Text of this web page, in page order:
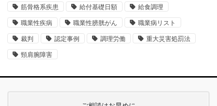
筋骨格系疾患 給付基礎日額 給食調理
職業性疾病 職業性膀胱がん 職業病リスト
裁判 認定事例 調理労働 重大災害処罰法
頸肩腕障害